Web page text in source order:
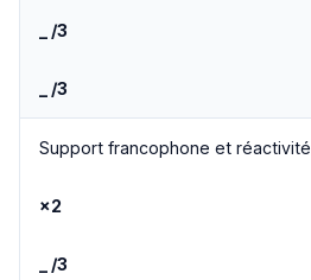
_ /3
_ /3
Support francophone et réactivité
×2
_ /3